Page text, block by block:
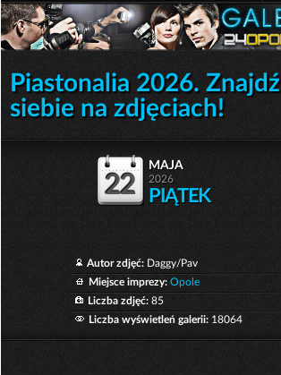
Piastonalia 2026. Znajdź
siebie na zdjęciach!
22
maja
2026
PIĄTEK
Autor zdjęć: Daggy/Pav
Miejsce imprezy: Opole
Liczba zdjęć: 85
Liczba wyświetleń galerii: 18064